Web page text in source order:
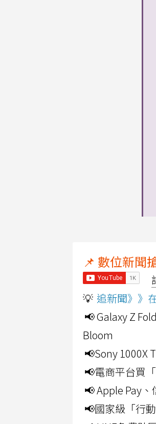
📌 數位新聞
💡 追新聞》》
📢 Galaxy Z
Bloom
📢Sony 1000X
📢電商平台買
📢 Apple Pay
📢國家級「行